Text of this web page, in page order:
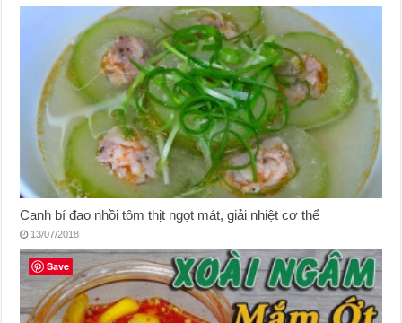
Canh bí đao nhồi tôm thịt ngọt mát, giải nhiệt cơ thể
13/07/2018
Save